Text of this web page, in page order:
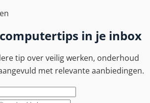
in je inbox
tip over veilig werken, onderhoud
met relevante aanbiedingen.